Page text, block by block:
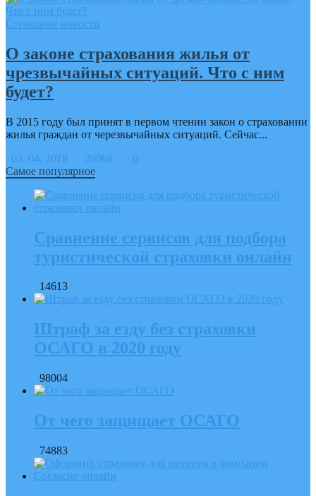
Страховые новости
О законе страхования жилья от
чрезвычайных ситуаций. Что с ним
будет?
В 2015 году был принят в первом чтении закон о страховании
жилья граждан от черезвычайных ситуаций. Сейчас...
03. 04. 2018
20968
0
Самое популярное
Сравнение сервисов для подбора
туристической страховки онлайн
14613
Штраф за езду без страховки
ОСАГО в 2020 году
98004
От чего защищает ОСАГО
74883